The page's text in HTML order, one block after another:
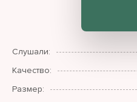
Слушали:
Качество:
Размер: